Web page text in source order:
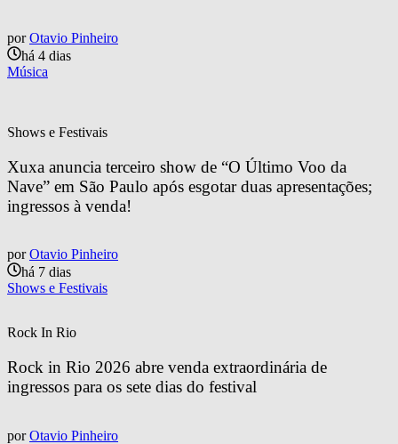
por Otavio Pinheiro
há 4 dias
Música
Shows e Festivais
Xuxa anuncia terceiro show de “O Último Voo da
Nave” em São Paulo após esgotar duas apresentações;
ingressos à venda!
por Otavio Pinheiro
há 7 dias
Shows e Festivais
Rock In Rio
Rock in Rio 2026 abre venda extraordinária de
ingressos para os sete dias do festival
por Otavio Pinheiro